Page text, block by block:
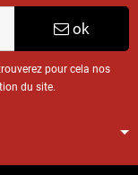
ok
pour cela nos
du site.